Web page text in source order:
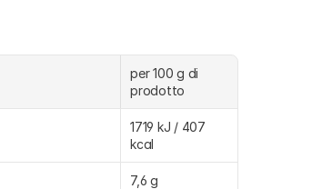
per 100 g di
prodotto
1719 kJ / 407
kcal
7,6 g